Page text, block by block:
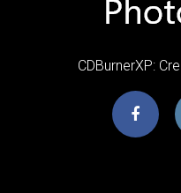
CDBurnerXP: